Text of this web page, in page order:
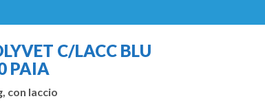
C/LACC BLU
PAIA
con laccio